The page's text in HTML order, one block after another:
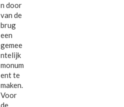
n door
van de
brug
een
gemee
ntelijk
monum
ent te
maken.
Voor
de